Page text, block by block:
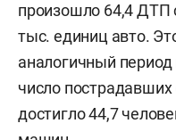
произошло 64,4 ДТП
тыс. единиц авто.
аналогичный
число
достигло 44,7